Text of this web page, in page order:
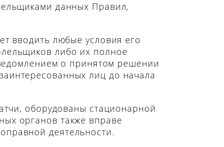
данных Правил,
вводить любые условия его
либо их полное
о принятом решении
лиц до начала
оборудованы стационарной
органов также вправе
деятельности.